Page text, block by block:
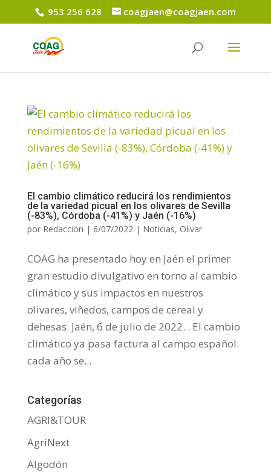
953 256 628 coagjaen@coagjaen.com
El cambio climático reducirá los rendimientos
de la variedad picual en los olivares de Sevilla
(-83%), Córdoba (-41%) y Jaén (-16%)
por Redacción | 6/07/2022| Noticias, Olivar
COAG ha presentado hoy en Jaén el primer
gran estudio divulgativo en torno al cambio
climático y sus impactos en nuestros
olivares, viñedos, campos de cereal y
dehesas. Jaén, 6 de julio de 2022. . El cambio
climático ya pasa factura al campo español:
cada año se...
Categorías
AGRI&TOUR
AgriNext
Algodón